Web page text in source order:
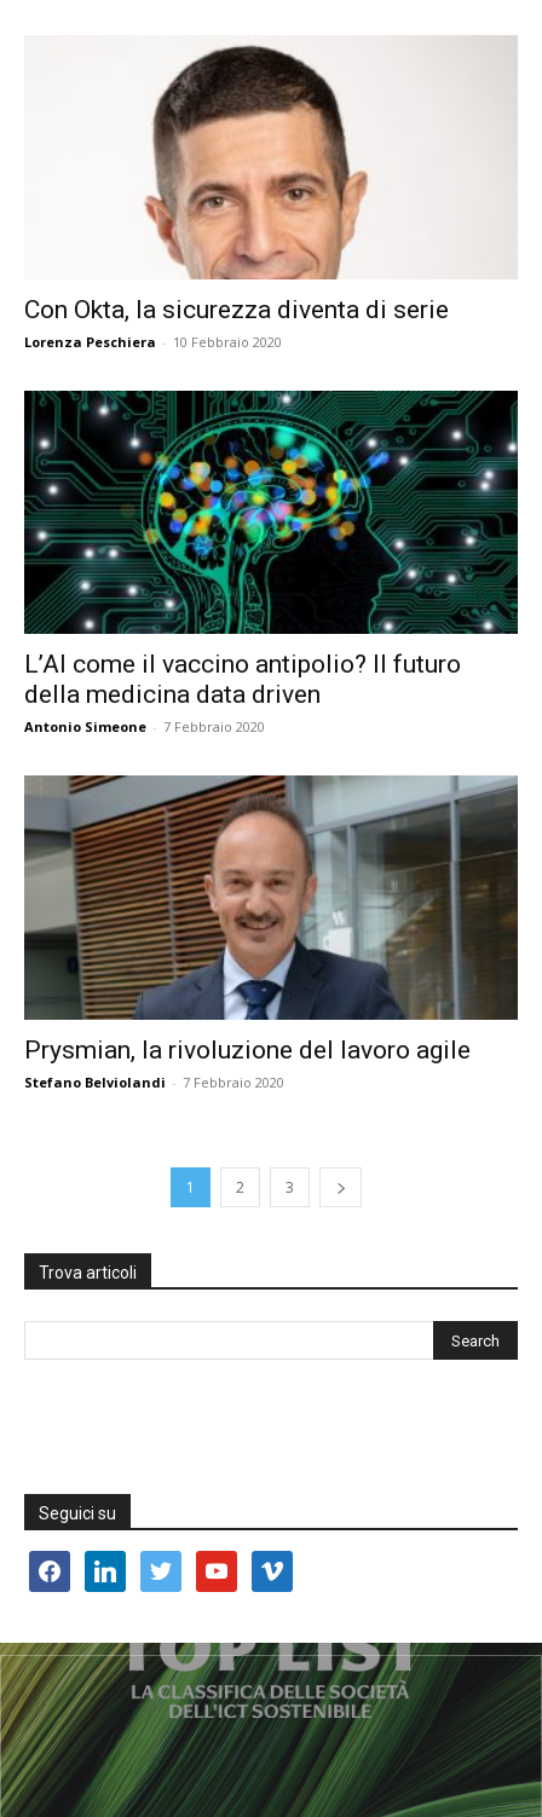
Con Okta, la sicurezza diventa di serie
Lorenza Peschiera - 10 Febbraio 2020
L’AI come il vaccino antipolio? Il futuro
della medicina data driven
Antonio Simeone - 7 Febbraio 2020
Prysmian, la rivoluzione del lavoro agile
Stefano Belviolandi - 7 Febbraio 2020
1 2 3
Trova articoli
Seguici su
facebooklinkedin twitter youtube vimeo